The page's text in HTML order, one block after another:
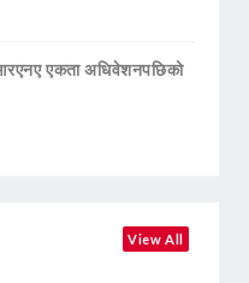
एकता अधिवेशनपछिको
View All